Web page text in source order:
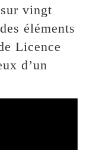
vingt
éléments
Licence
d’un